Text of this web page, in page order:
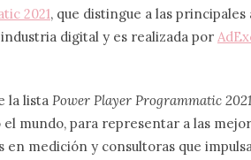
2021, que distingue a las
digital y es realizada por
la lista Power Player Programmatic 2021
mundo, para representar a las
en medición y consultoras que